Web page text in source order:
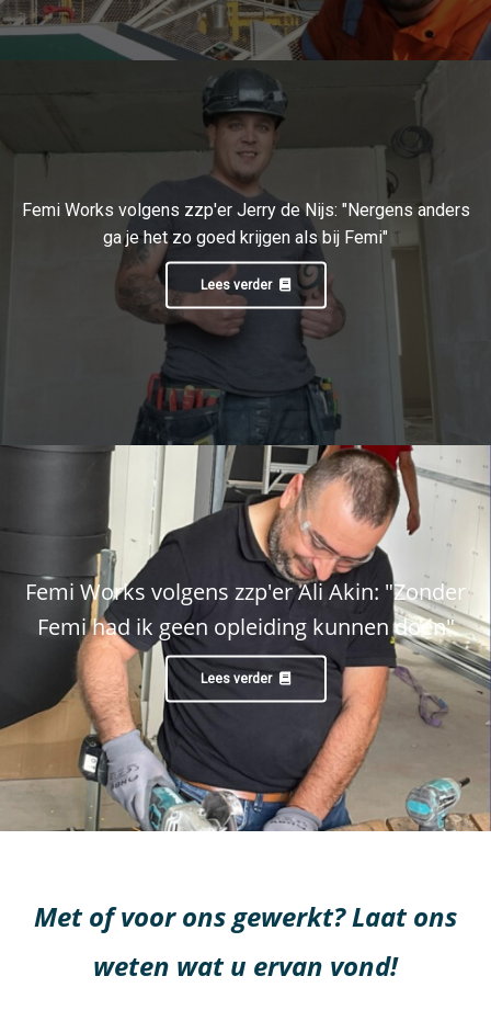
Femi Works volgens zzp'er Jerry de Nijs: "Nergens anders
ga je het zo goed krijgen als bij Femi"
Lees verder
Femi Works volgens zzp'er Ali Akin: "Zonder
Femi had ik geen opleiding kunnen doen"
Lees verder
Met of voor ons gewerkt? Laat ons
weten wat u ervan vond!